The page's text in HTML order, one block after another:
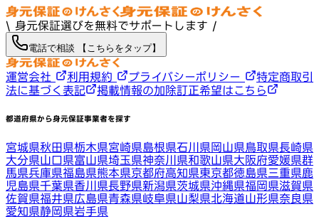
\ 身元保証選びを無料でサポートします /
電話で相談 【こちらをタップ】
運営会社 利用規約 プライバシーポリシー
特定商取引
法に基づく表記
掲載情報の加除訂正希望はこちら
都道府県から身元保証事業者を探す
宮城県秋田県栃木県宮崎県島根県石川県岡山県鳥取県長崎県
大分県山口県富山県埼玉県神奈川県和歌山県大阪府愛媛県群
馬県兵庫県福島県熊本県京都府高知県東京都徳島県三重県鹿
児島県千葉県香川県長野県新潟県茨城県沖縄県福岡県滋賀県
佐賀県福井県広島県青森県岐阜県山梨県北海道山形県奈良県
愛知県静岡県岩手県